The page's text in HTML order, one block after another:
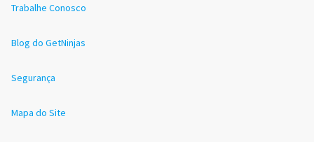
Trabalhe Conosco
Blog do GetNinjas
Segurança
Mapa do Site